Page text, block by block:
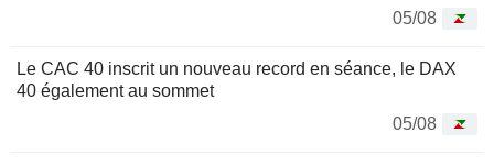
05/08
Le CAC 40 inscrit un nouveau record en séance, le DAX
40 également au sommet
05/08